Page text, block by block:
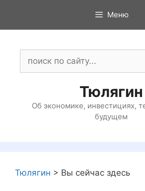
содержимому
Меню
Тюлягин
Об экономике, инвестициях,
будущем
Тюлягин > Вы сейчас здесь